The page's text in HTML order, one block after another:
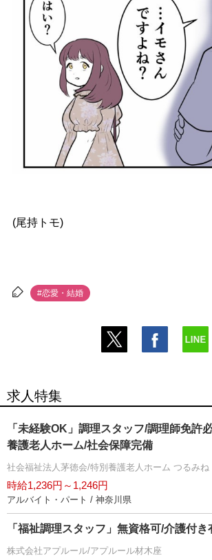
(尾持トモ)
#恋愛・結婚
求人特集
「未経験OK」調理スタッフ/調理師免許
養護老人ホーム/社会保障完備
社会福祉法人茅徳会/特別養護老人ホーム つるみね
時給1,236円～1,246円
アルバイト・パート / 神奈川県
「福祉調理スタッフ」無資格可/介護付
株式会社アプルール/アプルール材木座